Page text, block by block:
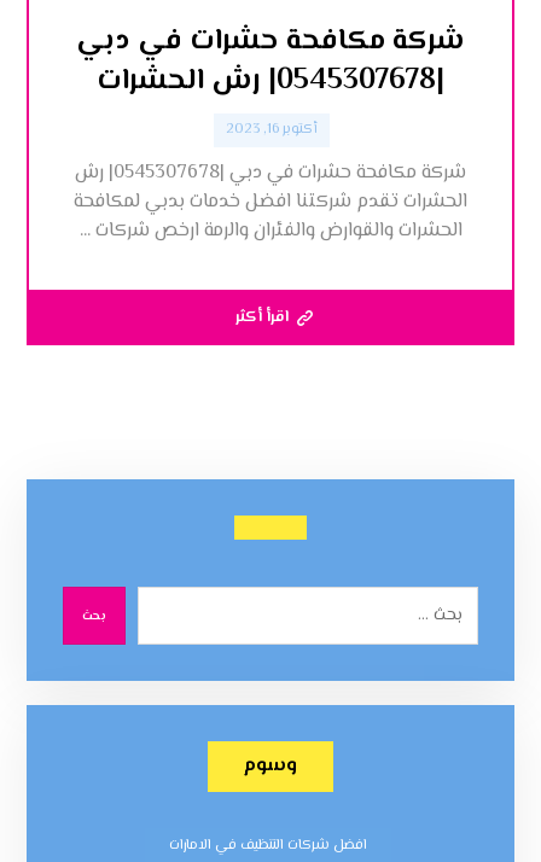
شركة مكافحة حشرات في دبي
|0545307678| رش الحشرات
أكتوبر 16, 2023
شركة مكافحة حشرات في دبي |0545307678| رش
الحشرات تقدم شركتنا افضل خدمات بدبي لمكافحة
الحشرات والقوارض والفئران والرمة ارخص شركات ...
اقرأ أكثر
بحث
وسوم
افضل شركات التنظيف في الامارات